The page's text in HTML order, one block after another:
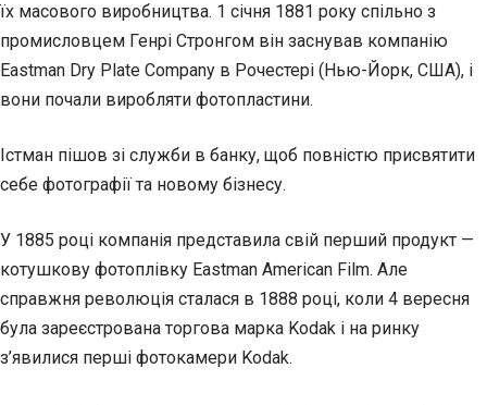
їх масового виробництва. 1 січня 1881 року спільно з
промисловцем Генрі Стронгом він заснував компанію
Eastman Dry Plate Company в Рочестері (Нью-Йорк, США), і
вони почали виробляти фотопластини.
Істман пішов зі служби в банку, щоб повністю присвятити
себе фотографії та новому бізнесу.
У 1885 році компанія представила свій перший продукт —
котушкову фотоплівку Eastman American Film. Але
справжня революція сталася в 1888 році, коли 4 вересня
була зареєстрована торгова марка Kodak і на ринку
з’явилися перші фотокамери Kodak.